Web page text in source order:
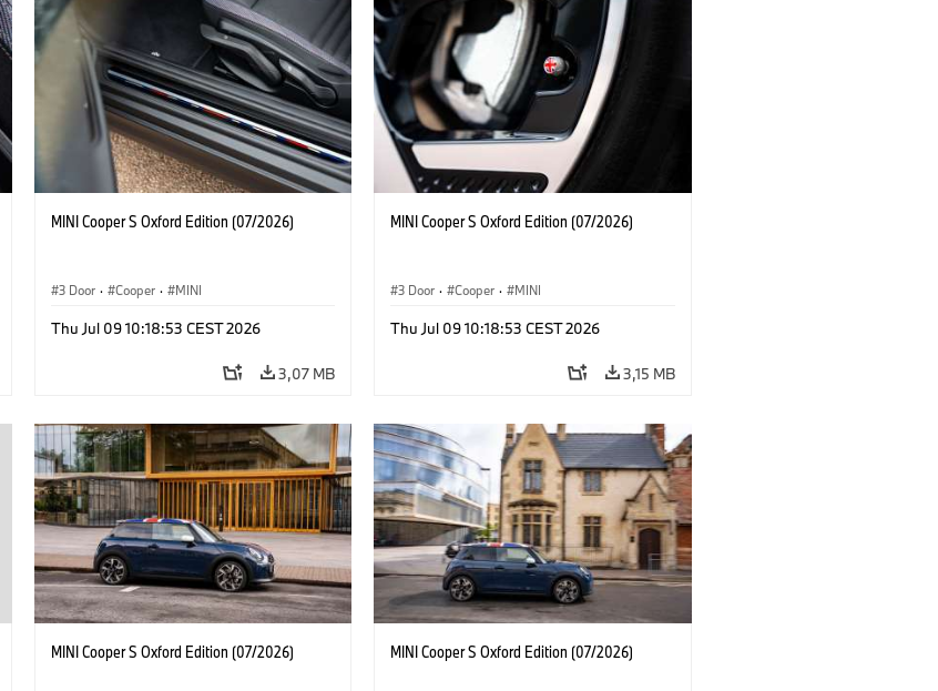
MINI Cooper S Oxford Edition (07/2026)
3 Door · Cooper · MINI
Thu Jul 09 10:18:53 CEST 2026
3,07 MB
MINI Cooper S Oxford Edition (07/2026)
3 Door · Cooper · MINI
Thu Jul 09 10:18:53 CEST 2026
3,15 MB
MINI Cooper S Oxford Edition (07/2026) MINI Cooper S Oxford Edition (07/2026)